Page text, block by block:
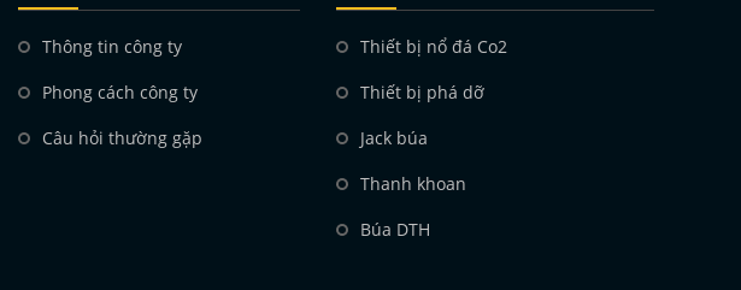
Thông tin công ty
Phong cách công ty
Câu hỏi thường gặp
Thiết bị nổ đá Co2
Thiết bị phá dỡ
Jack búa
Thanh khoan
Búa DTH